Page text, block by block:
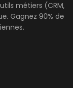
métiers (CRM,
Gagnez 90% de